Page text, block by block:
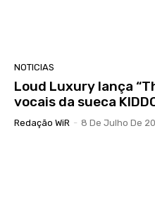
NOTICIAS
Loud Luxury lança
vocais da sueca
Redação WiR - 8 De Julho De